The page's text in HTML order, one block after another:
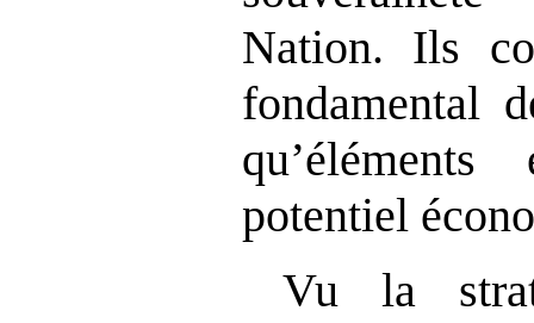
Nation. Ils
fondamental
potentiel
Vu la